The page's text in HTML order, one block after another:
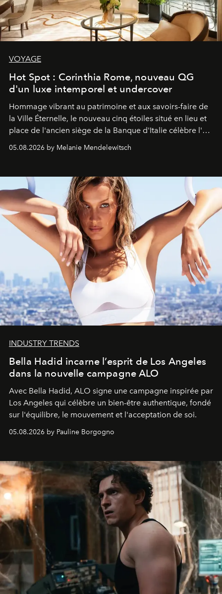
VOYAGE
Hot Spot : Corinthia Rome, nouveau QG
d'un luxe intemporel et undercover
Hommage vibrant au patrimoine et aux savoirs-faire de
la Ville Éternelle, le nouveau cinq étoiles situé en lieu et
place de l'ancien siège de la Banque d'Italie célèbre l'art
de vivre Romain dans toute son élégance intemporelle.
05.08.2026 by Melanie Mendelewitsch
INDUSTRY TRENDS
Bella Hadid incarne l’esprit de Los Angeles
dans la nouvelle campagne ALO
Avec Bella Hadid, ALO signe une campagne inspirée par
Los Angeles qui célèbre un bien-être authentique, fondé
sur l'équilibre, le mouvement et l'acceptation de soi.
05.08.2026 by Pauline Borgogno